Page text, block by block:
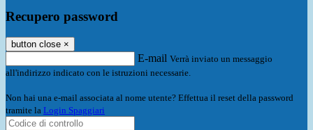
Recupero password
button close ×
E-mail Verrà inviato un messaggio
all'indirizzo indicato con le istruzioni necessarie.
Non hai una e-mail associata al nome utente? Effettua il reset della password
tramite la Login Spaggiari